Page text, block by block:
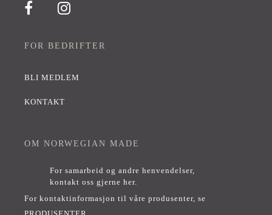
FOR BEDRIFTER
BLI MEDLEM
KONTAKT
OM NORWEGIAN MADE
For samarbeid og andre henvendelser,
kontakt oss gjerne her.
For kontaktinformasjon til våre produsenter, se